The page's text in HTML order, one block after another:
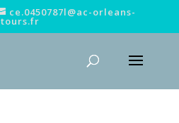
ce.0450787l@ac-orleans-
tours.fr